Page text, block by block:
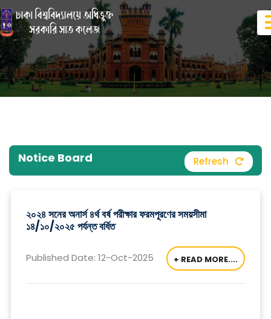
Notice Board Refresh
২০২৪ সনের অনার্স ৪র্থ বর্ষ পরীক্ষার ফরমপূরণের সময়সীমা
১৪/১০/২০২৫ পর্যন্ত বর্ধিত
Published Date: 12-Oct-2025 + READ MORE....